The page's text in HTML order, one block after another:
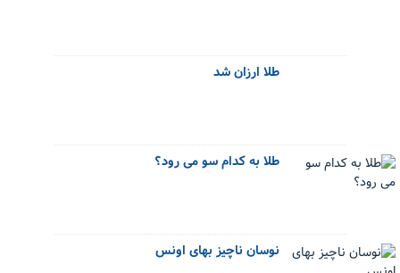
طلا ارزان شد
طلا به کدام سو می رود؟
نوسان ناچیز بهای اونس